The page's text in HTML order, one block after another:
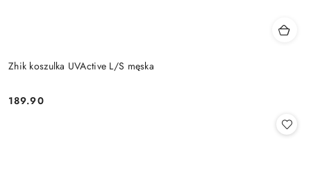
Zhik koszulka UVActive L/S męska
Cena:
189.90